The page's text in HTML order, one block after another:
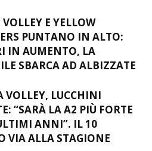
VOLLEY E YELLOW
PUNTANO IN ALTO:
IN AUMENTO, LA
SBARCA AD ALBIZZATE
VOLLEY, LUCCHINI
“SARÀ LA A2 PIÙ FORTE
ANNI”. IL 10
VIA ALLA STAGIONE